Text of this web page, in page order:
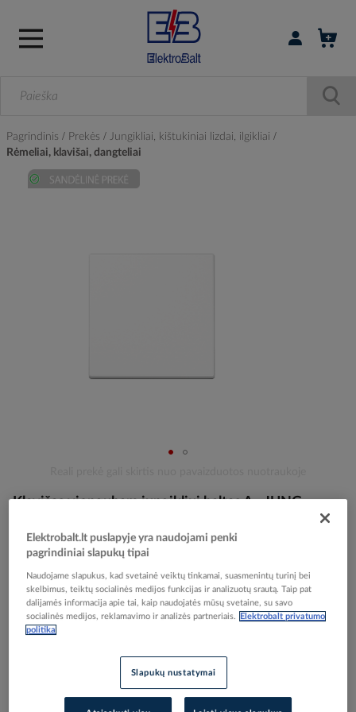
Prisijungti /
Pagrindinis Prekės
Jungikliai, kištukiniai lizdai, ilgikliai
Rėmeliai, klavišai, dangteliai
the
Klavišas viengubam jungikliui baltas A - JUNG
Elektrobalt prekės kodas
EAN kodas
4011377030459
Gamintojo prekės kodas
A590WW
Prisijunkite, norėdami pamatyti kainas
Elektrobalt.lt puslapyje yra naudojami penki
pagrindiniai slapukų tipai
Naudojame slapukus, kad svetainė veiktų tinkamai, suasmenintų turinį bei
skelbimus, teiktų socialinės medijos funkcijas ir analizuotų srautą. Taip pat
dalijamės informacija apie tai, kaip naudojatės mūsų svetaine, su savo
socialinės medijos, reklamavimo ir analizės partneriais.
Elektrobalt privatumo
politika
Slapukų nustatymai